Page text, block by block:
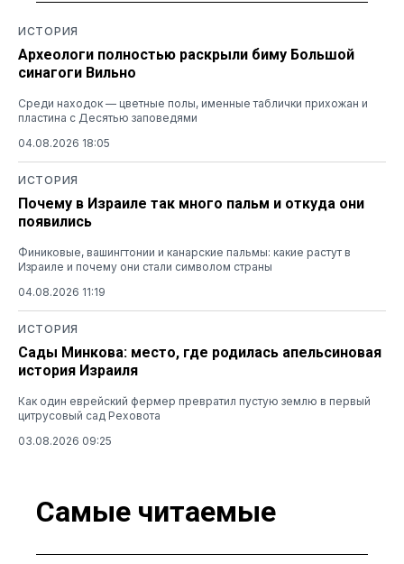
ИСТОРИЯ
Археологи полностью раскрыли биму Большой
синагоги Вильно
Среди находок — цветные полы, именные таблички прихожан и
пластина с Десятью заповедями
04.08.2026 18:05
ИСТОРИЯ
Почему в Израиле так много пальм и откуда они
появились
Финиковые, вашингтонии и канарские пальмы: какие растут в
Израиле и почему они стали символом страны
04.08.2026 11:19
ИСТОРИЯ
Сады Минкова: место, где родилась апельсиновая
история Израиля
Как один еврейский фермер превратил пустую землю в первый
цитрусовый сад Реховота
03.08.2026 09:25
Самые читаемые